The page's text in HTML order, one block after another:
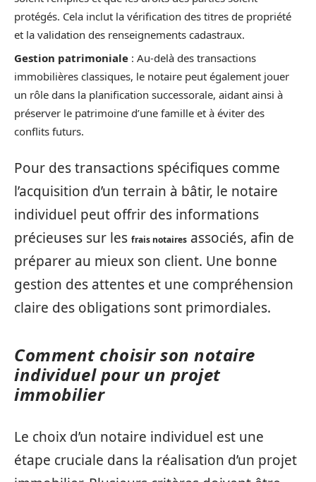
protégés. Cela inclut la vérification des titres de propriété
et la validation des renseignements cadastraux.
Gestion patrimoniale : Au-delà des transactions
immobilières classiques, le notaire peut également jouer
un rôle dans la planification successorale, aidant ainsi à
préserver le patrimoine d’une famille et à éviter des
conflits futurs.
Pour des transactions spécifiques comme
l’acquisition d’un terrain à bâtir, le notaire
individuel peut offrir des informations
précieuses sur les frais notaires associés, afin de
préparer au mieux son client. Une bonne
gestion des attentes et une compréhension
claire des obligations sont primordiales.
Comment choisir son notaire
individuel pour un projet
immobilier
Le choix d’un notaire individuel est une
étape cruciale dans la réalisation d’un projet